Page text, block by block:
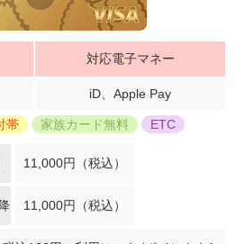
対応電子マネー
iD、Apple Pay
帯 家族カード無料 ETC
11,000円（税込）
11,000円（税込）